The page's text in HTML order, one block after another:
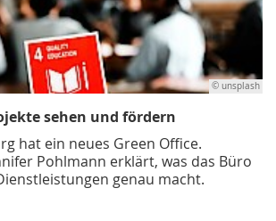
© unsplash
sehen und fördern
hat ein neues Green Office.
Pohlmann erklärt, was das Büro
genau macht.